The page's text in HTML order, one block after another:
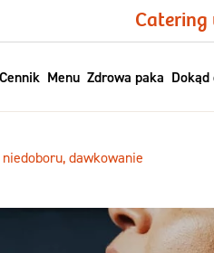
Catering
Cennik Menu Zdrowa paka
dawkowanie